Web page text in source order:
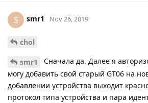
S smr1 Nov 26, 2019
chol
smr1
Сначала да. Далее я
могу добавить свой старый GT06 на
добавлении устройства выходит
протокол типа устройства и пара